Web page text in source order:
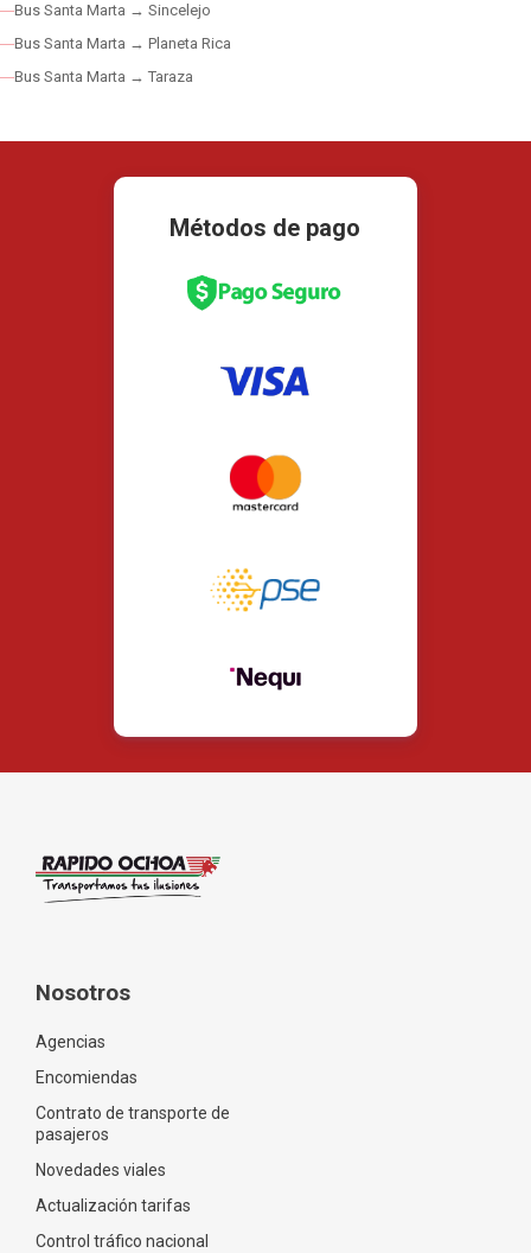
Bus Santa Marta → Sincelejo
Bus Santa Marta → Planeta Rica
Bus Santa Marta → Taraza
Métodos de pago
Nosotros
Agencias
Encomiendas
Contrato de transporte de
pasajeros
Novedades viales
Actualización tarifas
Control tráfico nacional